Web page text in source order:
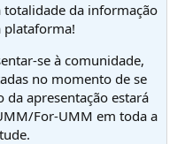
totalidade da informação
plataforma!
se à comunidade,
no momento de se
da apresentação estará
For-UMM em toda a